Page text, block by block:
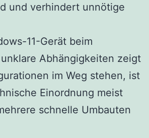
und verhindert unnötige
11-Gerät beim
Abhängigkeiten zeigt
im Weg stehen, ist
Einordnung meist
schnelle Umbauten